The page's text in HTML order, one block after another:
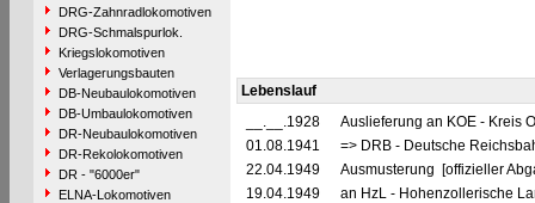
DRG-Zahnradlokomotiven
DRG-Schmalspurlok.
Kriegslokomotiven
Verlagerungsbauten
DB-Neubaulokomotiven
DB-Umbaulokomotiven
DR-Neubaulokomotiven
DR-Rekolokomotiven
DR - "6000er"
ELNA-Lokomotiven
Lebenslauf
__.__.1928
Auslieferung an KOE - Kreis
01.08.1941
=> DRB - Deutsche
22.04.1949
Ausmusterung [offizieller
19.04.1949
an HzL - Hohenzollerische